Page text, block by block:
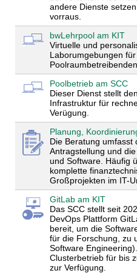
andere Dienste
vorraus.
bwLehrpool am KIT
Virtuelle und
Laborumgebungen
Poolbetrieb am SCC
Dieser Dienst stellt
Infrastruktur für
Verügung.
Planung,
Die Beratung umfasst
Antragstellung und
und Software. Häufig
komplette
Großprojekten im IT-
GitLab am KIT
Das SCC stellt seit
DevOps Plattform
bereit, um die
für die Forschung, zu
Software
Clusterbetrieb für bis
zur Verfügung.